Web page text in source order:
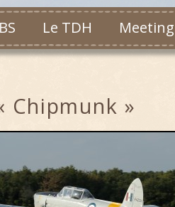
Le TDH Meeting
Chipmunk »